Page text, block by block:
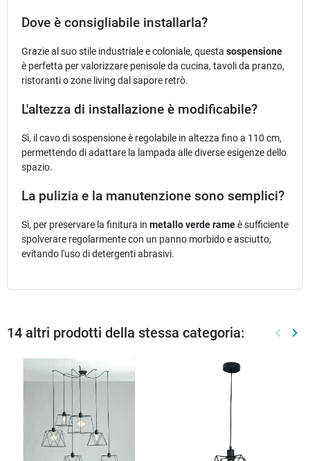
Dove è consigliabile installarla?
Grazie al suo stile industriale e coloniale, questa sospensione
è perfetta per valorizzare penisole da cucina, tavoli da pranzo,
ristoranti o zone living dal sapore retrò.
L'altezza di installazione è modificabile?
Sì, il cavo di sospensione è regolabile in altezza fino a 110 cm,
permettendo di adattare la lampada alle diverse esigenze dello
spazio.
La pulizia e la manutenzione sono semplici?
Sì, per preservare la finitura in metallo verde rameè sufficiente
spolverare regolarmente con un panno morbido e asciutto,
evitando l'uso di detergenti abrasivi.
14 altri prodotti della stessa categoria: keyboard_arrow_left keyboard_arrow_right